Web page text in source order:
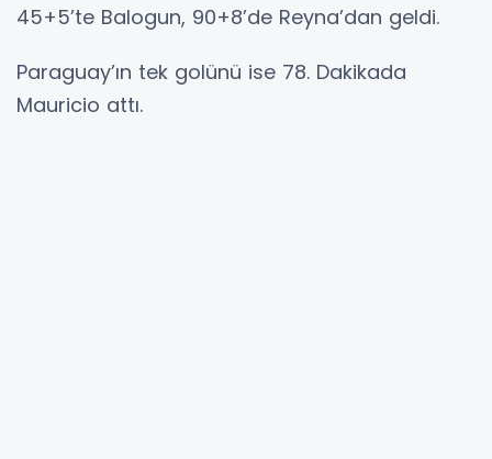
45+5’te Balogun, 90+8’de Reyna’dan geldi.
Paraguay’ın tek golünü ise 78. Dakikada
Mauricio attı.